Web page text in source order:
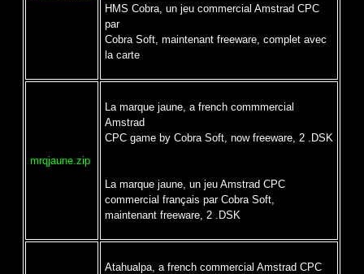
HMS Cobra, un jeu commercial Amstrad CPC
par
Cobra Soft, maintenant freeware, complet avec
la carte
mrqjaune.zip
La marque jaune, a french commmercial
Amstrad
CPC game by Cobra Soft, now freeware, 2 .DSK
La marque jaune, un jeu Amstrad CPC
commercial français par Cobra Soft,
maintenant freeware, 2 .DSK
Atahualpa, a french commercial Amstrad CPC